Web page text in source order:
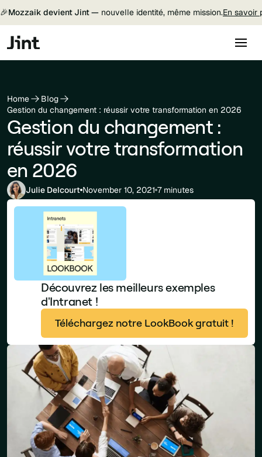
🎉Mozzaik devient Jint — nouvelle identité, même mission.En savoir
Home
Blog
Gestion du changement : réussir votre transformation en 2026
Gestion du changement :
réussir votre transformation
en 2026
Julie Delcourt November 10, 2021 7 minutes
Découvrez les meilleurs exemples
d'Intranet !
Téléchargez notre LookBook gratuit !